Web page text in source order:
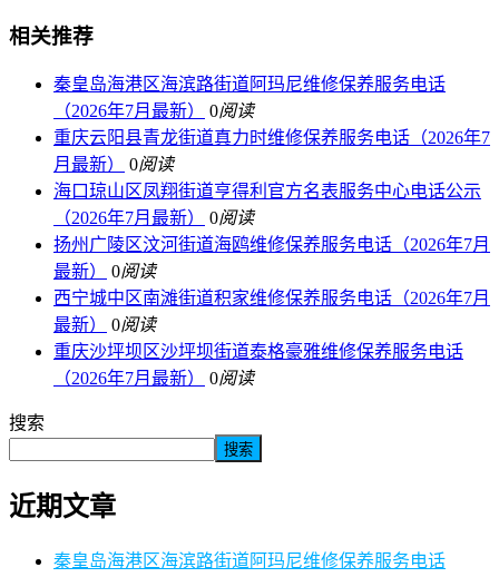
相关推荐
秦皇岛海港区海滨路街道阿玛尼维修保养服务电话
（2026年7月最新）
0阅读
重庆云阳县青龙街道真力时维修保养服务电话（2026年7
月最新）
0阅读
海口琼山区凤翔街道亨得利官方名表服务中心电话公示
（2026年7月最新）
0阅读
扬州广陵区汶河街道海鸥维修保养服务电话（2026年7月
最新）
0阅读
西宁城中区南滩街道积家维修保养服务电话（2026年7月
最新）
0阅读
重庆沙坪坝区沙坪坝街道泰格豪雅维修保养服务电话
（2026年7月最新）
0阅读
搜索
搜索
近期文章
秦皇岛海港区海滨路街道阿玛尼维修保养服务电话